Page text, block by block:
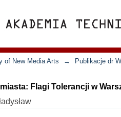
of New Media Arts → Publikacje dr
Flagi Tolerancji w